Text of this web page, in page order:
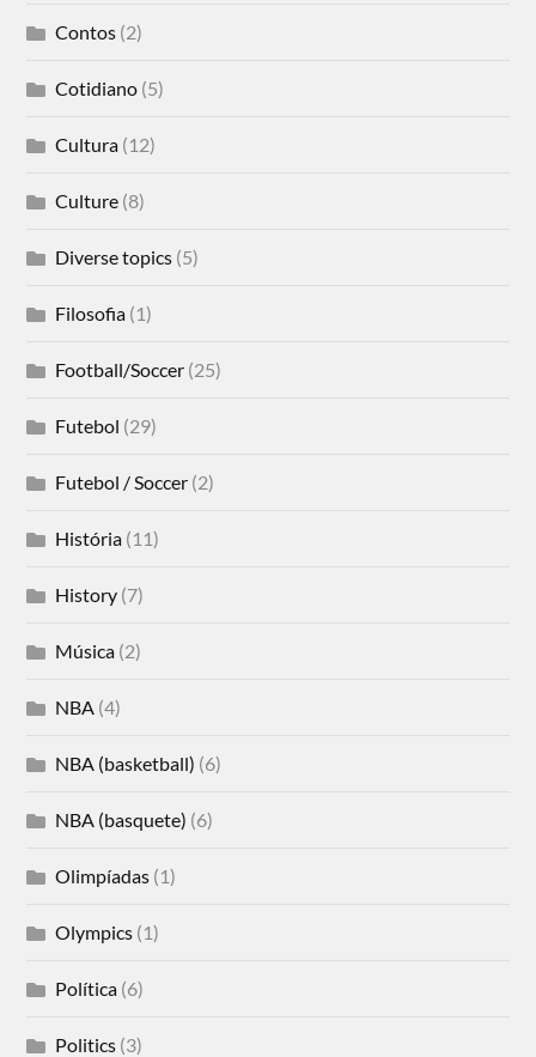
Contos (2)
Cotidiano (5)
Cultura (12)
Culture (8)
Diverse topics (5)
Filosofia (1)
Football/Soccer (25)
Futebol (29)
Futebol / Soccer (2)
História (11)
History (7)
Música (2)
NBA (4)
NBA (basketball) (6)
NBA (basquete) (6)
Olimpíadas (1)
Olympics (1)
Política (6)
Politics (3)